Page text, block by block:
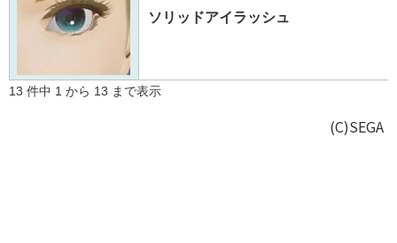
ソリッドアイラッシュ
13 件中 1 から 13 まで表示
(C)SEGA